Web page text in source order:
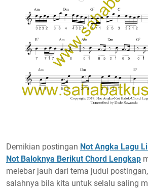
Demikian postingan Not Angka Lagu
Not Baloknya Berikut Chord Lengkap
melebar jauh dari tema judul
salahnya bila kita untuk selalu saling